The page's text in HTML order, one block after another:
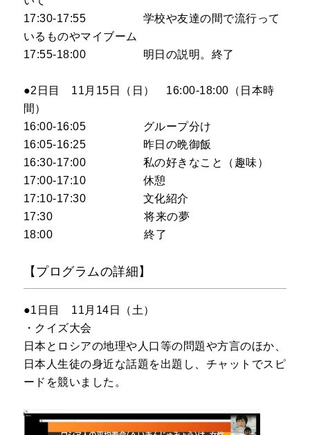
17:30-17:55 学校や友達の間で流行って
いるものやマイブーム
17:55-18:00 明日の説明。終了
●2日目 11月15日（日） 16:00-18:00（日本時
間）
16:00-16:05 グループ分け
16:05-16:25 昨日の晩御飯
16:30-17:00 私の好きなこと（趣味）
17:00-17:10 休憩
17:10-17:30 文化紹介
17:30 将来の夢
18:00 終了
【プログラムの詳細】
●1日目 11月14日（土）
・クイズ大会
日本とロシアの地理や人口等の問題や方言のほか、
日本人生徒の身近な話題を出題し、チャットでスピ
ードを競いました。